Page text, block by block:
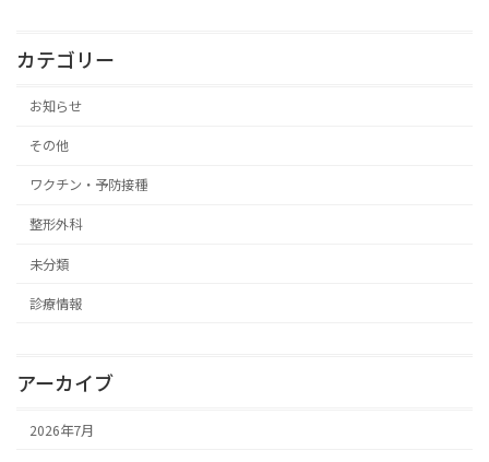
カテゴリー
お知らせ
その他
ワクチン・予防接種
整形外科
未分類
診療情報
アーカイブ
2026年7月